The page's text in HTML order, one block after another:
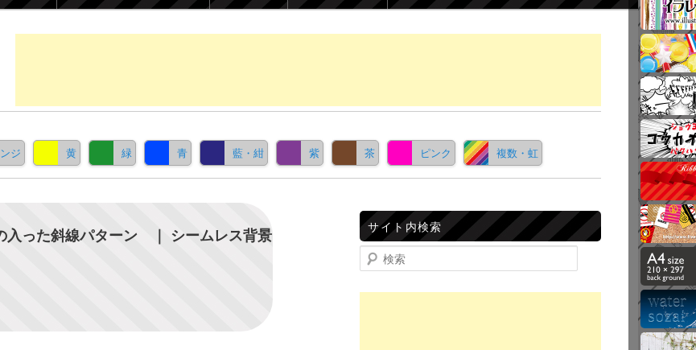
ジ 黄 緑 青 藍・紺 紫 茶 ピンク 複数・虹
入った斜線パターン ｜ シームレス背景 サイト内検索
検索